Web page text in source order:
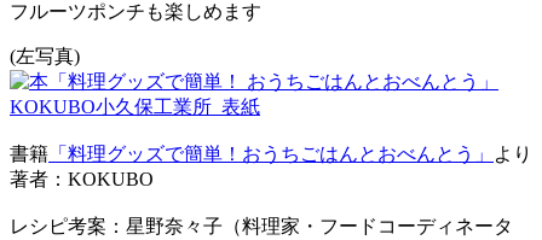
フルーツポンチも楽しめます
(左写真)
書籍 「料理グッズで簡単！おうちごはんとおべんとう」
より
著者：KOKUBO
レシピ考案：星野奈々子（料理家・フードコーディネータ